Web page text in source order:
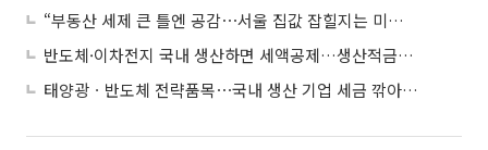
“부동산 세제 큰 틀엔 공감⋯서울 집값 잡힐지는 미지수”
반도체·이차전지 국내 생산하면 세액공제…생산적금융 ISA 신설
태양광ㆍ반도체 전략품목⋯국내 생산 기업 세금 깎아준다